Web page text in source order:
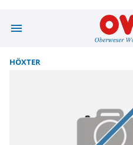
menu
HÖXTER